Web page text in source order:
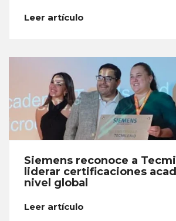
Leer artículo
Siemens reconoce a
liderar certificaciones
nivel global
Leer artículo